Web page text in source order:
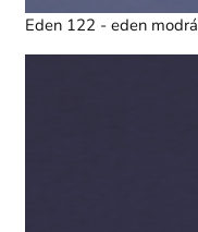
Eden 122 - eden modrá